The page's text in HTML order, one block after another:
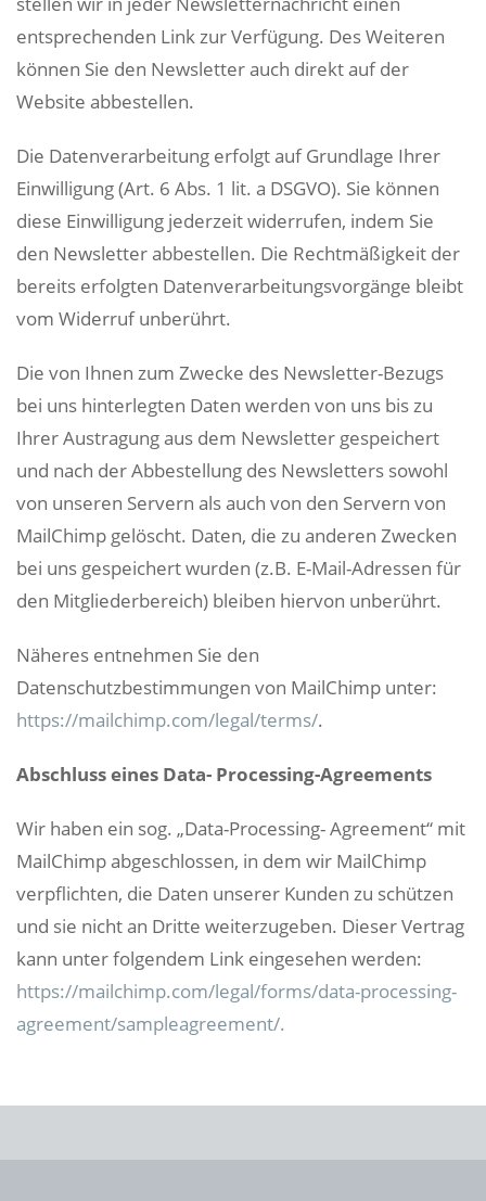
entsprechenden Link zur Verfügung. Des Weiteren
können Sie den Newsletter auch direkt auf der
Website abbestellen.
Die Datenverarbeitung erfolgt auf Grundlage Ihrer
Einwilligung (Art. 6 Abs. 1 lit. a DSGVO). Sie können
diese Einwilligung jederzeit widerrufen, indem Sie
den Newsletter abbestellen. Die Rechtmäßigkeit der
bereits erfolgten Datenverarbeitungsvorgänge bleibt
vom Widerruf unberührt.
Die von Ihnen zum Zwecke des Newsletter-Bezugs
bei uns hinterlegten Daten werden von uns bis zu
Ihrer Austragung aus dem Newsletter gespeichert
und nach der Abbestellung des Newsletters sowohl
von unseren Servern als auch von den Servern von
MailChimp gelöscht. Daten, die zu anderen Zwecken
bei uns gespeichert wurden (z.B. E-Mail-Adressen für
den Mitgliederbereich) bleiben hiervon unberührt.
Näheres entnehmen Sie den
Datenschutzbestimmungen von MailChimp unter:
https://mailchimp.com/legal/terms/.
Abschluss eines Data- Processing-Agreements
Wir haben ein sog. „Data-Processing- Agreement“ mit
MailChimp abgeschlossen, in dem wir MailChimp
verpflichten, die Daten unserer Kunden zu schützen
und sie nicht an Dritte weiterzugeben. Dieser Vertrag
kann unter folgendem Link eingesehen werden:
https://mailchimp.com/legal/forms/data-processing-
agreement/sampleagreement/.